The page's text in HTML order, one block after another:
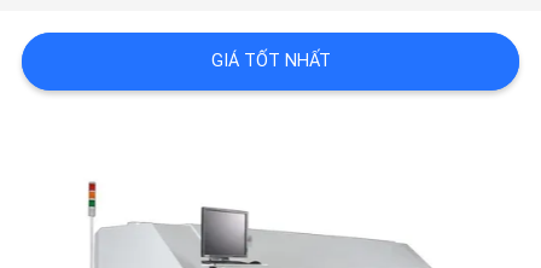
LƯỢNG
CHÚNG
GIÁ TỐT NHẤT